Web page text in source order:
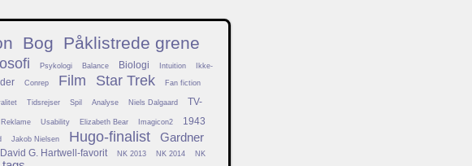
Bog
Påklistrede grene
Psykologi Balance Biologi Intuition Ikke-
Conrep Film Star Trek Fan fiction
Tidsrejser Spil Analyse Niels Dalgaard
TV-
Reklame Usability Elizabeth Bear Imagicon2 1943
Jakob Nielsen Hugo-finalist
Gardner
David G. Hartwell-favorit NK 2013 NK 2014
NK